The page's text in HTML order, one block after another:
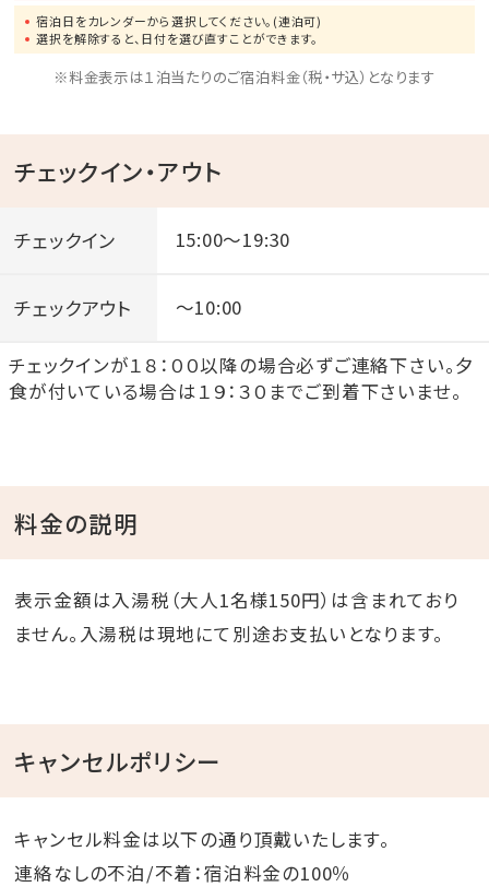
宿泊日をカレンダーから選択してください。(連泊可)
選択を解除すると、日付を選び直すことができます。
※料金表示は１泊当たりのご宿泊料金（税・サ込）となります
チェックイン・アウト
チェックイン 15:00～19:30
チェックアウト ～10:00
チェックインが１８：００以降の場合必ずご連絡下さい。夕
食が付いている場合は１９：３０までご到着下さいませ。
料金の説明
表示金額は入湯税（大人1名様150円）は含まれており
ません。入湯税は現地にて別途お支払いとなります。
キャンセルポリシー
キャンセル料金は以下の通り頂戴いたします。
連絡なしの不泊/不着：宿泊料金の100％